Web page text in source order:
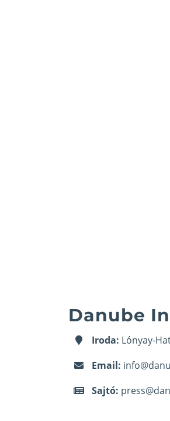
Danube
Iroda: Lónyay-
Email:
Sajtó: